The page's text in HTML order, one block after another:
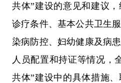
共体”建设的意见和建议，
诊疗条件、基本公共卫生
染病防控、妇幼健康及病
人员配置和持证等情况，
共体”建设中的具体措施